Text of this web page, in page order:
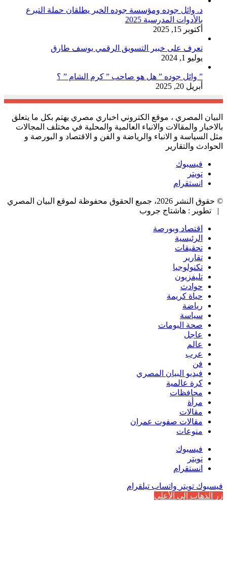
د. وائل جوده ومؤسسة جوده الخير يطلقان حملة التبرع
بالأدوات المدرسية 2025
أكتوبر 15, 2025
تعرف على خبير التسويق الرقمي يوسف طارق
يوليو 1, 2024
” وائل جوده ” هل هو صاحب ” كرم الشام ” ؟
أبريل 20, 2025
البيان المصري ، موقع الكتروني اخباري مصري يهتم بكل ما يتعلق
بالاخبار والمقالات والانباء العالمية والمحلية في مختلف المجالات
مثل السياسة و الانباء والرياضة و الفن و الاقتصاد و البورصة و
الحوادث والتقارير
فيسبوك
تويتر
انستقرام
© حقوق النشر 2026، جميع الحقوق محفوظة لموقع البيان المصري
| تطوير : هاشتاج جروب
اقتصاد وبورصة
الرئيسية
تحقيقات
تقارير
تكنولوجيا
تليفزيون
حوادث
حياة كريمة
رياضة
سياسة
صحة البومات
عاجل
عالم
عرب
فن
فيديو البيان المصري
كرة عالمية
محافظات
مرأة
مقالات
مقالات صفوت عمران
منوعات
فيسبوك
تويتر
انستقرام
فيسبوك تويتر واتساب تيلقرام
زر الذهاب إلى الأعلى